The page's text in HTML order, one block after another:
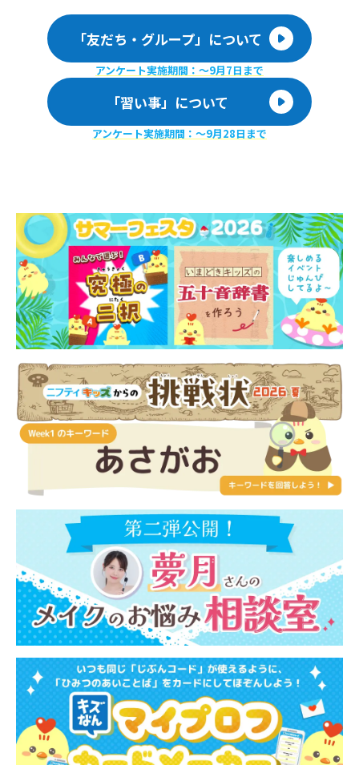
「友だち・グループ」について
アンケート実施期間：〜9月7日まで
「習い事」について
アンケート実施期間：〜9月28日まで